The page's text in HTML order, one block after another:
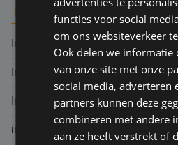
Indemniteitsbeginsel
Ingebrekestelling
Indirecte schade
inlooprisico
functies voor social
om ons websiteverkeer
Ook delen we informatie
van onze site met onze
social media, adverteren
partners kunnen deze
combineren met andere
aan ze heeft verstrekt of